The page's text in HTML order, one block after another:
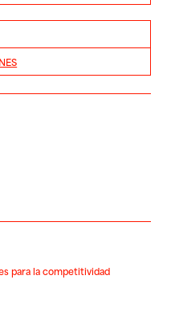
para la competitividad